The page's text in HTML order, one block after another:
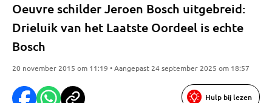
Oeuvre schilder Jeroen Bosch uitgebreid:
Drieluik van het Laatste Oordeel is echte
Bosch
20 november 2015 om 11:19 • Aangepast 24 september 2025 om 18:57
Hulp bij lezen